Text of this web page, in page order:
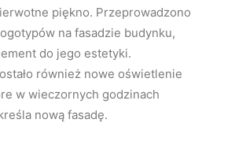
piękno. Przeprowadzono
na fasadzie budynku,
do jego estetyki.
również nowe oświetlenie
w wieczornych godzinach
nową fasadę.